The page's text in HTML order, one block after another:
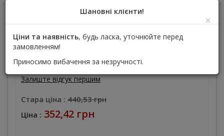
Моделювальний віск цервікальний,
пришийковий, червоний
Виробник :META DENTAL CORP (Мета Дентал)
Залиште відгук першим
Стара ціна : 440,53 грн
Ціна : 352,42 грн
Шановні клієнти!
×
Ціни та наявність, будь ласка, уточнюйте перед
замовленням!
Приносимо вибачення за незручності.